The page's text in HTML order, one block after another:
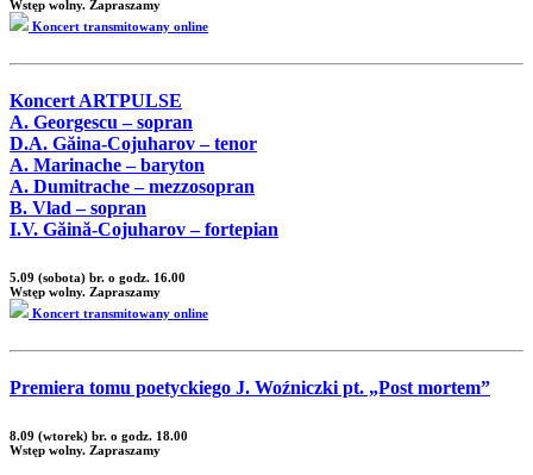
Wstęp wolny. Zapraszamy
Koncert transmitowany online
Koncert ARTPULSE
A. Georgescu – sopran
D.A. Găina-Cojuharov – tenor
A. Marinache – baryton
A. Dumitrache – mezzosopran
B. Vlad – sopran
I.V. Găină-Cojuharov – fortepian
5.09 (sobota) br. o godz. 16.00
Wstęp wolny. Zapraszamy
Koncert transmitowany online
Premiera tomu poetyckiego J. Woźniczki pt. „Post mortem”
8.09 (wtorek) br. o godz. 18.00
Wstęp wolny. Zapraszamy